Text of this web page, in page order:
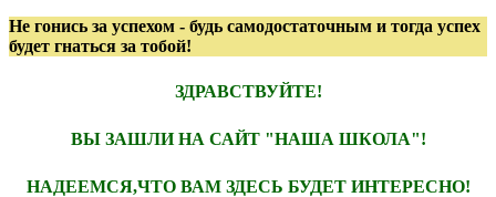
Не гонись за успехом - будь самодостаточным и тогда успех
будет гнаться за тобой!
ЗДРАВСТВУЙТЕ!
ВЫ ЗАШЛИ НА САЙТ "НАША ШКОЛА"!
НАДЕЕМСЯ,ЧТО ВАМ ЗДЕСЬ БУДЕТ ИНТЕРЕСНО!